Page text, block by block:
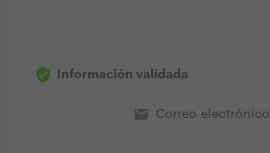
Información validada
email Correo electrónico